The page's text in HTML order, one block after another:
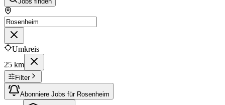
Umkreis
25 km
Filter
Abonniere Jobs für Rosenheim